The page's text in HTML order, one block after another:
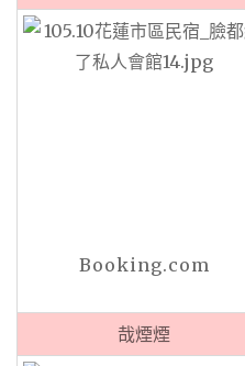
Booking.com
哉煙煙